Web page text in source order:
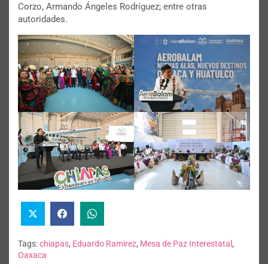
Corzo, Armando Ángeles Rodríguez; entre otras
autoridades.
Tags:chiapas, Eduardo Ramirez, Mesa de Paz Interestatal ,
Oaxaca